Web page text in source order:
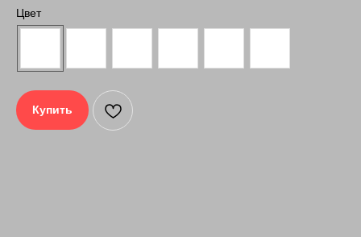
Цвет
Купить